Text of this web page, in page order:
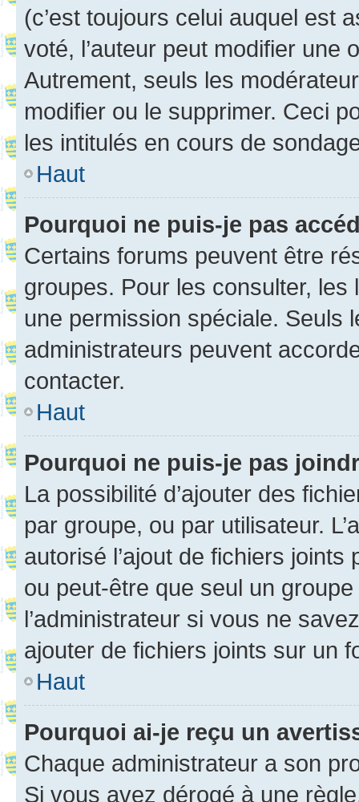
(c’est toujours celui auquel est
voté, l’auteur peut modifier une
Autrement, seuls les
modifier ou le supprimer. Ceci
les intitulés en cours de
Haut
Pourquoi ne puis-je pas
Certains forums peuvent être
groupes. Pour les consulter,
une permission spéciale. Seuls
administrateurs peuvent
contacter.
Haut
Pourquoi ne puis-je pas
La possibilité d’ajouter des
par groupe, ou par utilisateur.
autorisé l’ajout de fichiers
ou peut-être que seul un
l’administrateur si vous ne
ajouter de fichiers joints sur un
Haut
Pourquoi ai-je reçu un
Chaque administrateur a son
Si vous avez dérogé à une